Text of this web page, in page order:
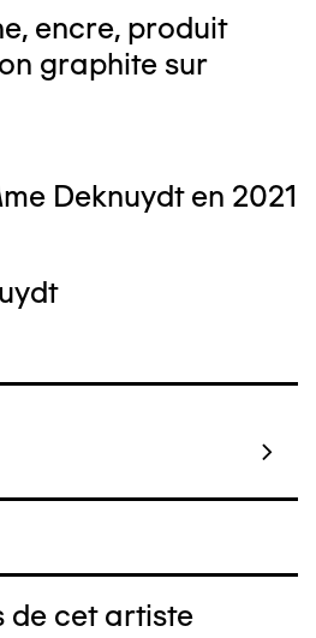
encre, produit
graphite sur
Deknuydt en 2021
de cet artiste